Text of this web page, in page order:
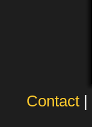
Contact|